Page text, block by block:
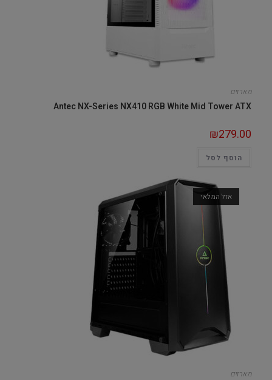
מארזים
Antec NX-Series NX410 RGB White Mid Tower ATX
₪279.00
הוסף לסל
אזל המלאי
מארזים